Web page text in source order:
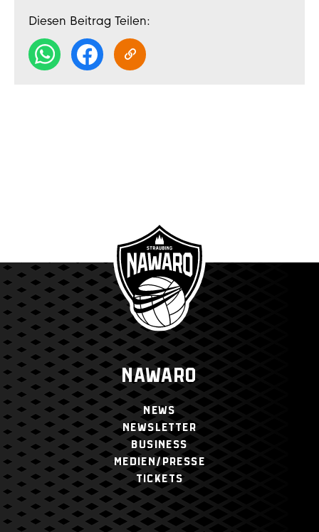
Diesen Beitrag Teilen:
NAWARO
NEWS
NEWSLETTER
BUSINESS
MEDIEN/PRESSE
TICKETS